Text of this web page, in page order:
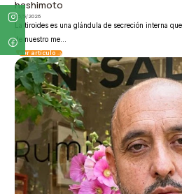
hashimoto
25/5/2026
La tiroides es una glándula de secreción interna
de nuestro me...
Leer artículo